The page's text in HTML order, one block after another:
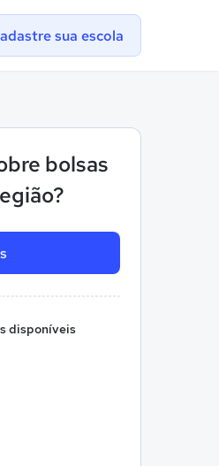
sua escola
bolsas
disponíveis